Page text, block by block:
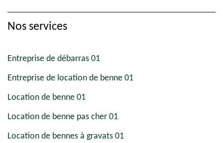
Nos services
Entreprise de débarras 01
Entreprise de location de benne 01
Location de benne 01
Location de benne pas cher 01
Location de bennes à gravats 01